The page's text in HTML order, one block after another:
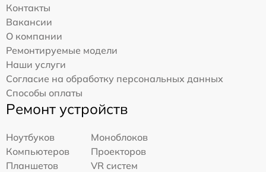
Контакты
Вакансии
О компании
Ремонтируемые модели
Наши услуги
Согласие на обработку персональных данных
Способы оплаты
Ремонт устройств
Ноутбуков
Моноблоков
Компьютеров
Проекторов
Планшетов
VR систем